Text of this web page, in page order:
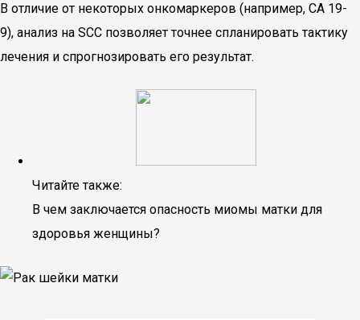
В отличие от некоторых онкомаркеров (например, СА 19-
9), анализ на SCC позволяет точнее спланировать тактику
лечения и спрогнозировать его результат.
Читайте также:
В чем заключается опасность миомы матки для
здоровья женщины?